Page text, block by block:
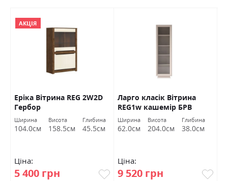
АКЦІЯ
Еріка Вітрина REG 2W2D
Гербор
Ширина
104.0см
Висота
158.5см
Глибина
45.5см
Ціна:
5 400 грн
Ларго класік Вітрина
REG1w кашемір БРВ
Україна
Ширина
62.0см
Висота
204.0см
Глибина
38.0см
Ціна:
9 520 грн